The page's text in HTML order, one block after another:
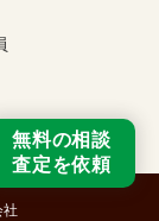
無料の相談
査定を依頼